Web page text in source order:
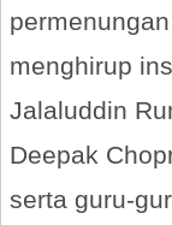
menghirup
Jalaluddin
Deepak
serta guru-